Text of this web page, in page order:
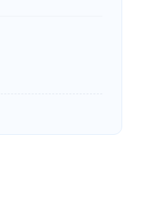
李대통령 "결혼 때문에 손해
인천 선재도 갯벌서 해루질 중
인천서 말다툼 중 어머니 흉기
'화합' 꺼낸 김민석에 '뻔뻔'